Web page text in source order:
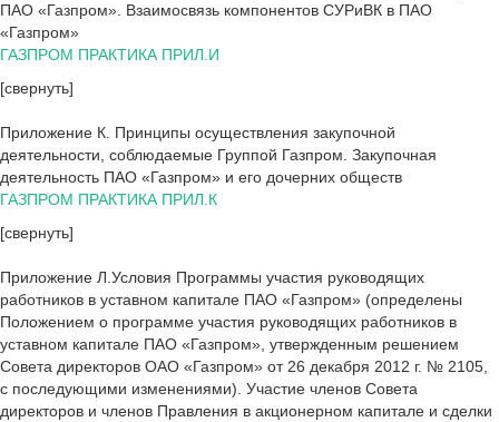
ПАО «Газпром». Взаимосвязь компонентов СУРиВК в ПАО
«Газпром»
ГАЗПРОМ ПРАКТИКА ПРИЛ.И
[свернуть]
Приложение К. Принципы осуществления закупочной
деятельности, соблюдаемые Группой Газпром. Закупочная
деятельность ПАО «Газпром» и его дочерних обществ
ГАЗПРОМ ПРАКТИКА ПРИЛ.К
[свернуть]
Приложение Л.Условия Программы участия руководящих
работников в уставном капитале ПАО «Газпром» (определены
Положением о программе участия руководящих работников в
уставном капитале ПАО «Газпром», утвержденным решением
Совета директоров ОАО «Газпром» от 26 декабря 2012 г. № 2105,
с последующими изменениями). Участие членов Совета
директоров и членов Правления в акционерном капитале и сделки